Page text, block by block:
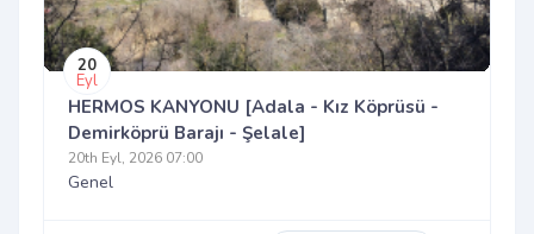
20
Eyl
HERMOS KANYONU [Adala - Kız Köprüsü -
Demirköprü Barajı - Şelale]
20th Eyl, 2026 07:00
Genel